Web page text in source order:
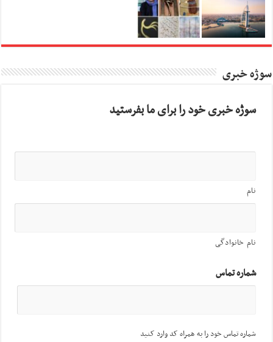
سوژه خبری
سوژه خبری خود را برای ما بفرستید
نام
نام خانوادگی
شماره تماس
شماره تماس خود را به همراه کد وارد کنید